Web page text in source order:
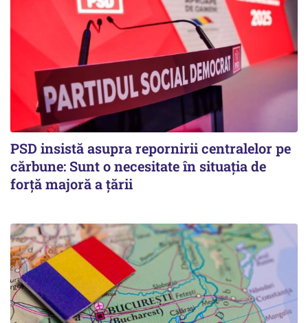
PSD insistă asupra repornirii centralelor pe
cărbune: Sunt o necesitate în situația de
forță majoră a țării